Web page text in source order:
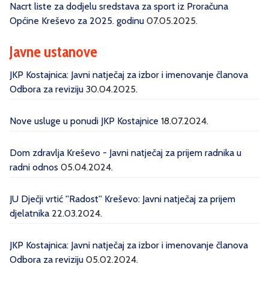
Nacrt liste za dodjelu sredstava za sport iz Proračuna
Općine Kreševo za 2025. godinu 07.05.2025.
Javne ustanove
JKP Kostajnica: Javni natječaj za izbor i imenovanje članova
Odbora za reviziju 30.04.2025.
Nove usluge u ponudi JKP Kostajnice 18.07.2024.
Dom zdravlja Kreševo - Javni natječaj za prijem radnika u
radni odnos 05.04.2024.
JU Dječji vrtić ''Radost'' Kreševo: Javni natječaj za prijem
djelatnika 22.03.2024.
JKP Kostajnica: Javni natječaj za izbor i imenovanje članova
Odbora za reviziju 05.02.2024.